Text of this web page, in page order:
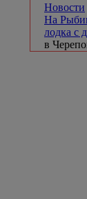
Новости
На
лодка с
в